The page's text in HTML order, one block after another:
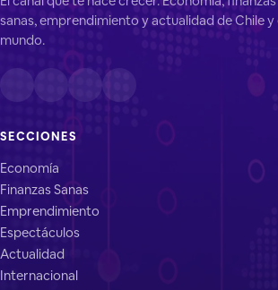
sanas, emprendimiento y actualidad de Chile y
mundo.
SECCIONES
Economía
Finanzas Sanas
Emprendimiento
Espectáculos
Actualidad
Internacional